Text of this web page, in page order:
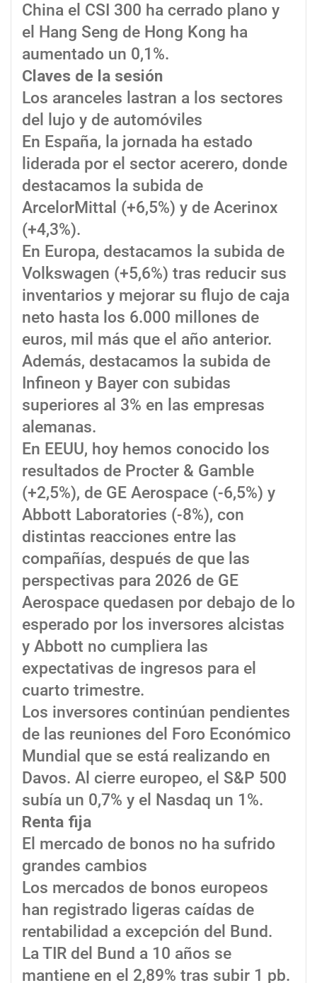
China el CSI 300 ha cerrado plano y
el Hang Seng de Hong Kong ha
aumentado un 0,1%.
Claves de la sesión
Los aranceles lastran a los sectores
del lujo y de automóviles
En España, la jornada ha estado
liderada por el sector acerero, donde
destacamos la subida de
ArcelorMittal (+6,5%) y de Acerinox
(+4,3%).
En Europa, destacamos la subida de
Volkswagen (+5,6%) tras reducir sus
inventarios y mejorar su flujo de caja
neto hasta los 6.000 millones de
euros, mil más que el año anterior.
Además, destacamos la subida de
Infineon y Bayer con subidas
superiores al 3% en las empresas
alemanas.
En EEUU, hoy hemos conocido los
resultados de Procter & Gamble
(+2,5%), de GE Aerospace (-6,5%) y
Abbott Laboratories (-8%), con
distintas reacciones entre las
compañías, después de que las
perspectivas para 2026 de GE
Aerospace quedasen por debajo de lo
esperado por los inversores alcistas
y Abbott no cumpliera las
expectativas de ingresos para el
cuarto trimestre.
Los inversores continúan pendientes
de las reuniones del Foro Económico
Mundial que se está realizando en
Davos. Al cierre europeo, el S&P 500
subía un 0,7% y el Nasdaq un 1%.
Renta fija
El mercado de bonos no ha sufrido
grandes cambios
Los mercados de bonos europeos
han registrado ligeras caídas de
rentabilidad a excepción del Bund.
La TIR del Bund a 10 años se
mantiene en el 2,89% tras subir 1 pb.